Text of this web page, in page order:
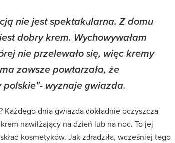
nie jest spektakularna. Z domu
dobry krem. Wychowywałam
nie przelewało się, więc kremy
zawsze powtarzała, że
wyznaje gwiazda.
dnia gwiazda dokładnie oczyszcza
nawilżający na dzień lub na noc. To jej
kosmetyków. Jak zdradziła, wcześniej tego